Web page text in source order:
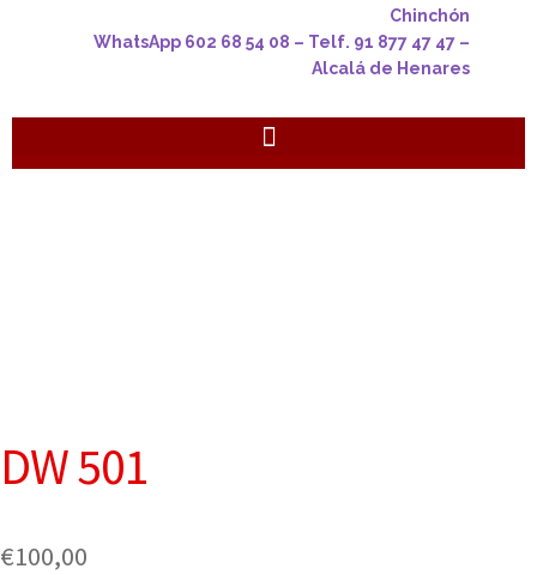
Chinchón
WhatsApp 602 68 54 08 – Telf. 91 877 47 47 –
Alcalá de Henares
DW 501
€100,00